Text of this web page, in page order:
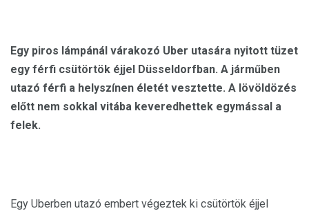
Egy piros lámpánál várakozó Uber utasára nyitott tüzet
egy férfi csütörtök éjjel Düsseldorfban. A járműben
utazó férfi a helyszínen életét vesztette. A lövöldözés
előtt nem sokkal vitába keveredhettek egymással a
felek.
Egy Uberben utazó embert végeztek ki csütörtök éjjel